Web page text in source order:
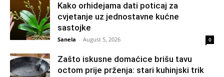
Kako orhidejama dati poticaj za
cvjetanje uz jednostavne kućne
sastojke
Sanela - August 5, 2026 0
Zašto iskusne domaćice brišu tavu
octom prije prženja: stari kuhinjski trik